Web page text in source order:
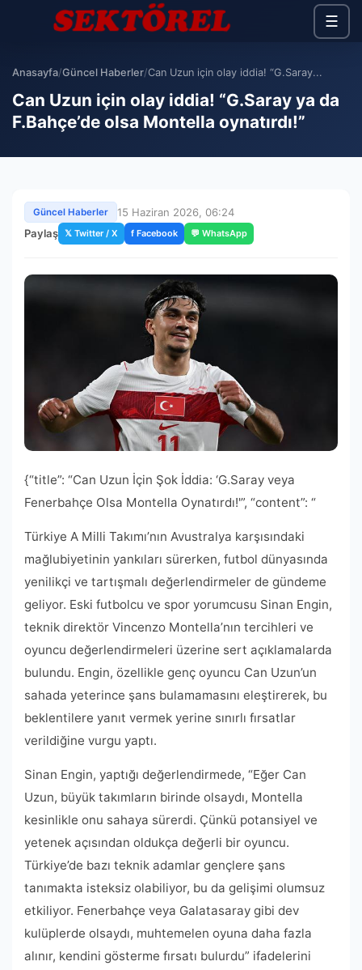
☰
Anasayfa/Güncel Haberler/Can Uzun için olay iddia! “G.Saray...
Can Uzun için olay iddia! “G.Saray ya da
F.Bahçe’de olsa Montella oynatırdı!”
Güncel Haberler
15 Haziran 2026, 06:24
Paylaş 𝕏 Twitter / X f Facebook 💬 WhatsApp
{“title”: “Can Uzun İçin Şok İddia: ‘G.Saray veya
Fenerbahçe Olsa Montella Oynatırdı!'”, “content”: “
Türkiye A Milli Takımı’nın Avustralya karşısındaki
mağlubiyetinin yankıları sürerken, futbol dünyasında
yenilikçi ve tartışmalı değerlendirmeler de gündeme
geliyor. Eski futbolcu ve spor yorumcusu Sinan Engin,
teknik direktör Vincenzo Montella’nın tercihleri ve
oyuncu değerlendirmeleri üzerine sert açıklamalarda
bulundu. Engin, özellikle genç oyuncu Can Uzun’un
sahada yeterince şans bulamamasını eleştirerek, bu
beklentilere yanıt vermek yerine sınırlı fırsatlar
verildiğine vurgu yaptı.
Sinan Engin, yaptığı değerlendirmede, “Eğer Can
Uzun, büyük takımların birinde olsaydı, Montella
kesinlikle onu sahaya sürerdi. Çünkü potansiyel ve
yetenek açısından oldukça değerli bir oyuncu.
Türkiye’de bazı teknik adamlar gençlere şans
tanımakta isteksiz olabiliyor, bu da gelişimi olumsuz
etkiliyor. Fenerbahçe veya Galatasaray gibi dev
kulüplerde olsaydı, muhtemelen oyuna daha fazla
alınır, kendini gösterme fırsatı bulurdu” ifadelerini